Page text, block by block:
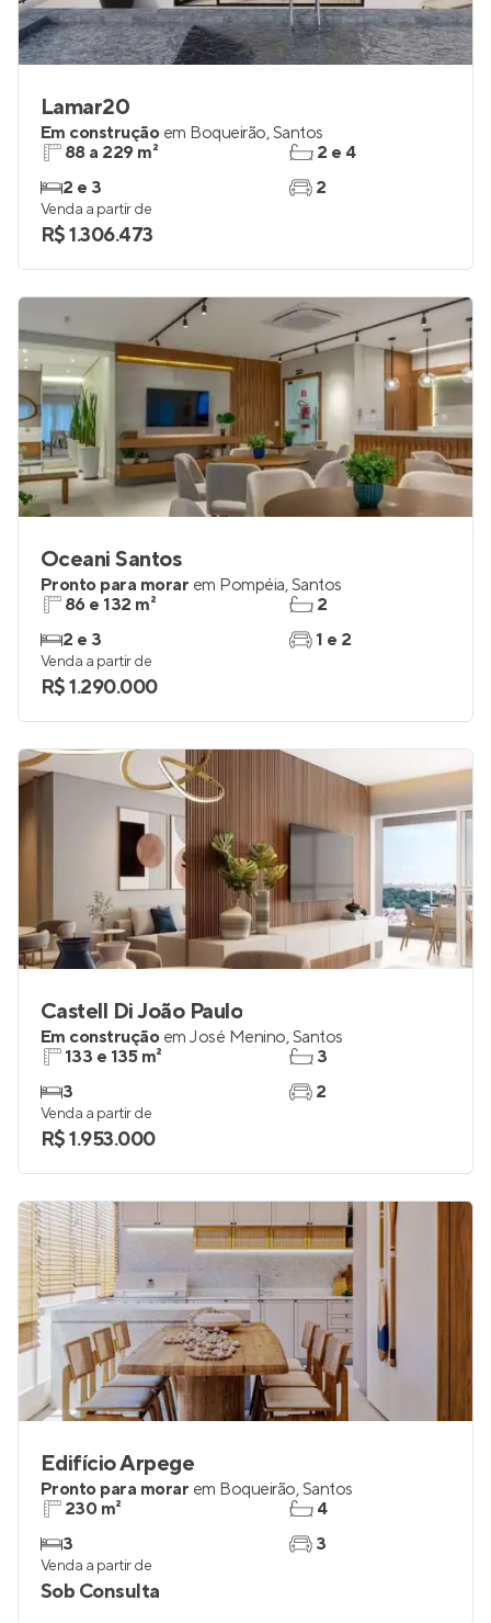
Lamar20
Em construção em Boqueirão,Santos
88 a 229 m²
2 e 3
2 e 4
2
Venda a partir de
R$ 1.306.473
Oceani Santos
Pronto para morar em Pompéia,Santos
86 e 132 m²
2 e 3
2
1 e 2
Venda a partir de
R$ 1.290.000
Castell Di João Paulo
Em construção em José Menino,Santos
133 e 135 m²
3
3
2
Venda a partir de
R$ 1.953.000
Edifício Arpege
Pronto para morar em Boqueirão,Santos
230 m²
3
4
3
Venda a partir de
Sob Consulta